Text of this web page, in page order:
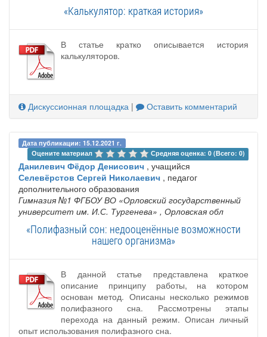
«Калькулятор: краткая история»
В статье кратко описывается история
калькуляторов.
Дискуссионная площадка | Оставить комментарий
Дата публикации: 15.12.2021 г.
Оцените материал
Средняя оценка: 0 (Всего: 0)
Данилевич Фёдор Денисович , учащийся
Селевёрстов Сергей Николаевич , педагог
дополнительного образования
Гимназия №1 ФГБОУ ВО «Орловский государственный
университет им. И.С. Тургенева» , Орловская обл
«Полифазный сон: недооценённые возможности
нашего организма»
В данной статье представлена краткое
описание принципу работы, на котором
основан метод. Описаны несколько режимов
полифазного сна. Рассмотрены этапы
перехода на данный режим. Описан личный
опыт использования полифазного сна.